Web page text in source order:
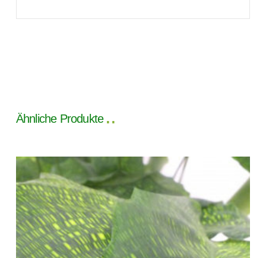
Ähnliche Produkte